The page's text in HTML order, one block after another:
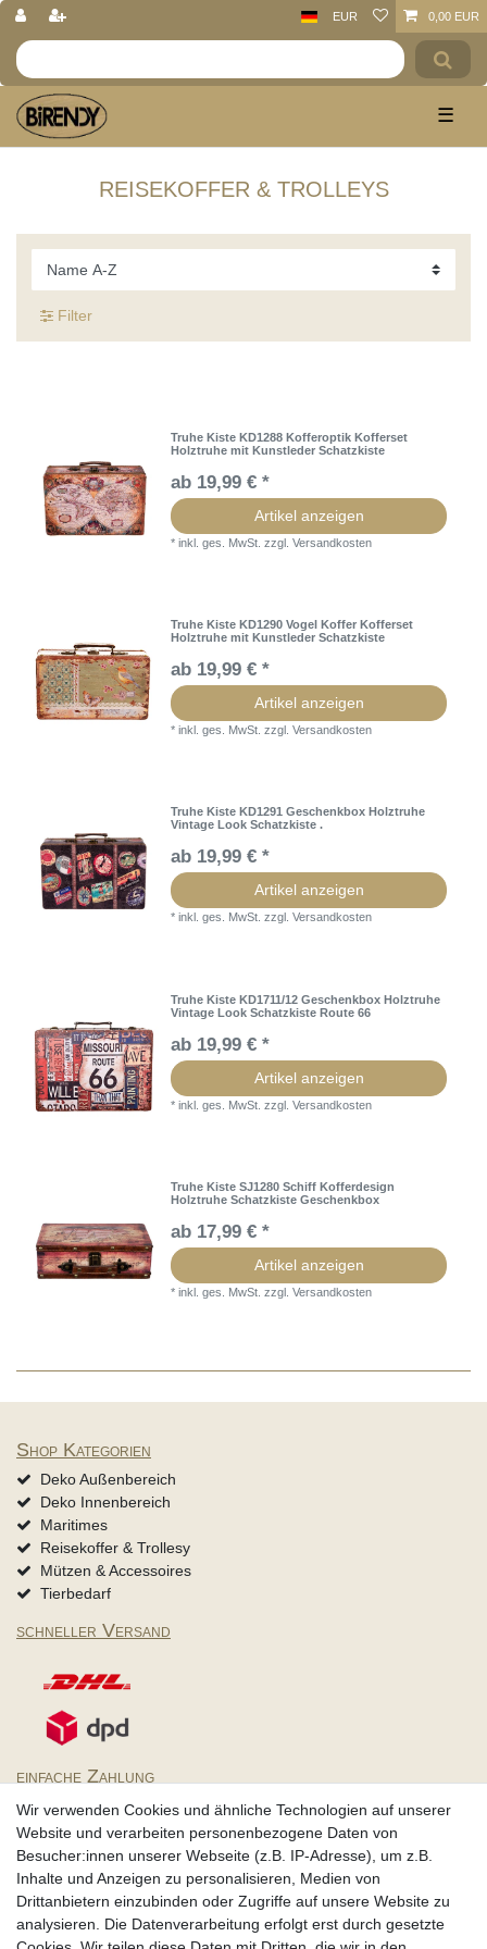
EUR 0,00 EUR
☰
Reisekoffer & Trolleys
Filter
Truhe Kiste KD1288 Kofferoptik Kofferset
Holztruhe mit Kunstleder Schatzkiste
ab 19,99 € *
Artikel anzeigen
*inkl. ges. MwSt. zzgl.Versandkosten
Truhe Kiste KD1290 Vogel Koffer Kofferset
Holztruhe mit Kunstleder Schatzkiste
ab 19,99 € *
Artikel anzeigen
*inkl. ges. MwSt. zzgl.Versandkosten
Truhe Kiste KD1291 Geschenkbox Holztruhe
Vintage Look Schatzkiste .
ab 19,99 € *
Artikel anzeigen
*inkl. ges. MwSt. zzgl.Versandkosten
Truhe Kiste KD1711/12 Geschenkbox Holztruhe
Vintage Look Schatzkiste Route 66
ab 19,99 € *
Artikel anzeigen
*inkl. ges. MwSt. zzgl.Versandkosten
Truhe Kiste SJ1280 Schiff Kofferdesign
Holztruhe Schatzkiste Geschenkbox
ab 17,99 € *
Artikel anzeigen
*inkl. ges. MwSt. zzgl.Versandkosten
Shop Kategorien
Deko Außenbereich
Deko Innenbereich
Maritimes
Reisekoffer & Trollesy
Mützen & Accessoires
Tierbedarf
schneller Versand
einfache Zahlung
Partner
Wir verwenden Cookies und ähnliche Technologien auf unserer
Website und verarbeiten personenbezogene Daten von
Besucher:innen unserer Webseite (z.B. IP-Adresse), um z.B.
Inhalte und Anzeigen zu personalisieren, Medien von
Drittanbietern einzubinden oder Zugriffe auf unsere Website zu
analysieren. Die Datenverarbeitung erfolgt erst durch gesetzte